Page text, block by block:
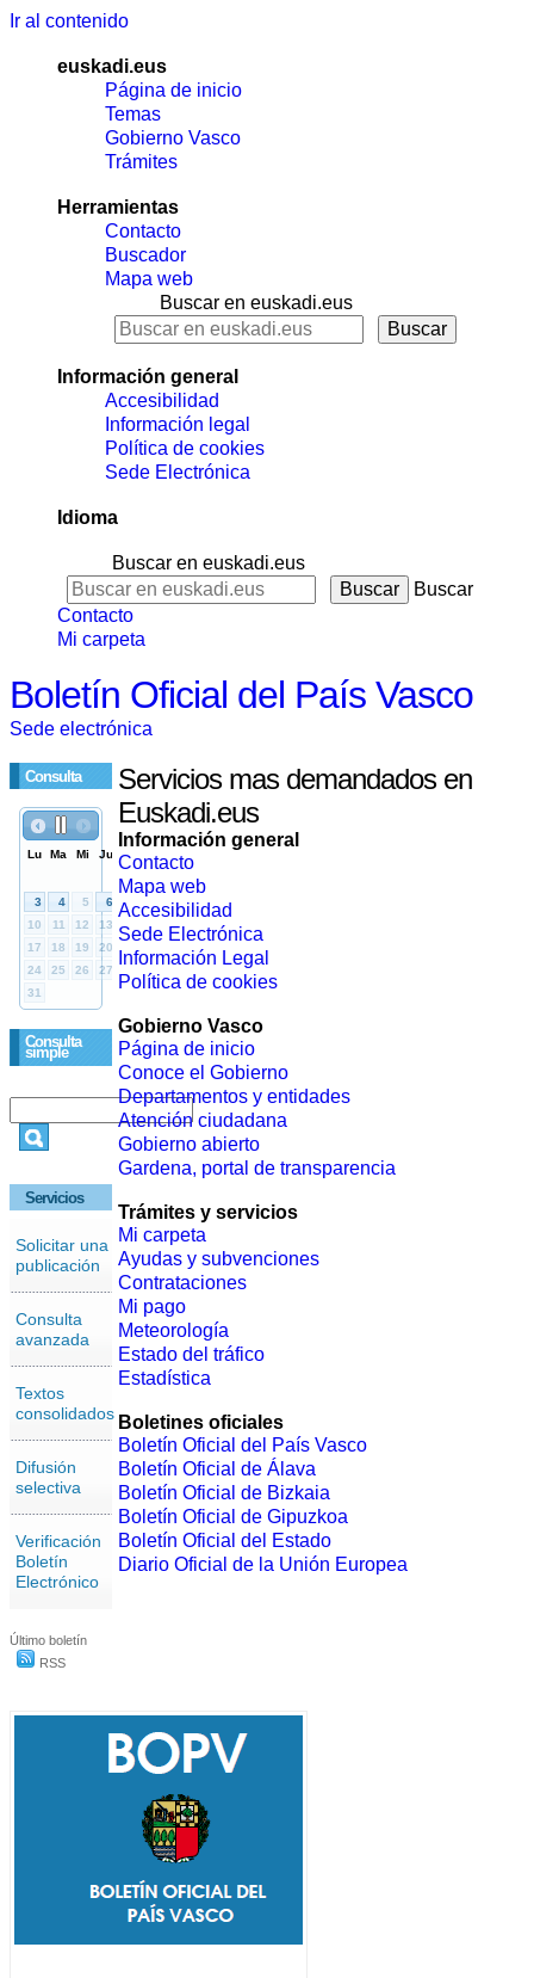
Ir al contenido
euskadi.eus
Página de inicio
Temas
Gobierno Vasco
Trámites
Herramientas
Contacto
Buscador
Mapa web
Buscar en euskadi.eus
Información general
Accesibilidad
Información legal
Política de cookies
Sede Electrónica
Idioma
Buscar en euskadi.eus
Buscar
Contacto
Mi carpeta
Boletín Oficial del País Vasco
Sede electrónica
Consulta
Consulta
simple
Servicios
Solicitar una
publicación
Consulta
avanzada
Textos
consolidados
Difusión
selectiva
Verificación
Boletín
Electrónico
Último boletín
RSS
Servicios mas demandados en
Euskadi.eus
Información general
Contacto
Mapa web
Accesibilidad
Sede Electrónica
Información Legal
Política de cookies
Gobierno Vasco
Página de inicio
Conoce el Gobierno
Departamentos y entidades
Atención ciudadana
Gobierno abierto
Gardena, portal de transparencia
Trámites y servicios
Mi carpeta
Ayudas y subvenciones
Contrataciones
Mi pago
Meteorología
Estado del tráfico
Estadística
Boletines oficiales
Boletín Oficial del País Vasco
Boletín Oficial de Álava
Boletín Oficial de Bizkaia
Boletín Oficial de Gipuzkoa
Boletín Oficial del Estado
Diario Oficial de la Unión Europea